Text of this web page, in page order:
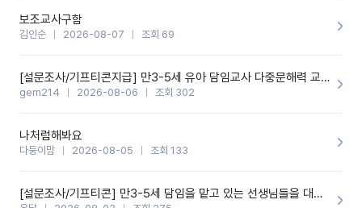
보조교사구함
김인순 2026-08-07 조회 69
[설문조사/기프티콘지급] 만3-5세 유아 담임교사 다중문해력 교육 증진을 위한 설문조사
gem214 2026-08-06 조회 302
나처럼해봐요
다둥이맘 2026-08-05 조회 133
[설문조사/기프티콘] 만3-5세 담임을 맡고 있는 선생님들을 대상으로 설문조사를 합니다!